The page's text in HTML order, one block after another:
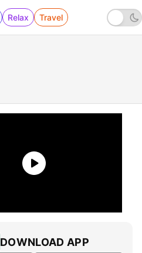
Relax Travel
DOWNLOAD APP